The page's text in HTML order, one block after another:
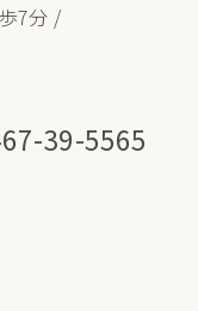
7分 /
39-5565